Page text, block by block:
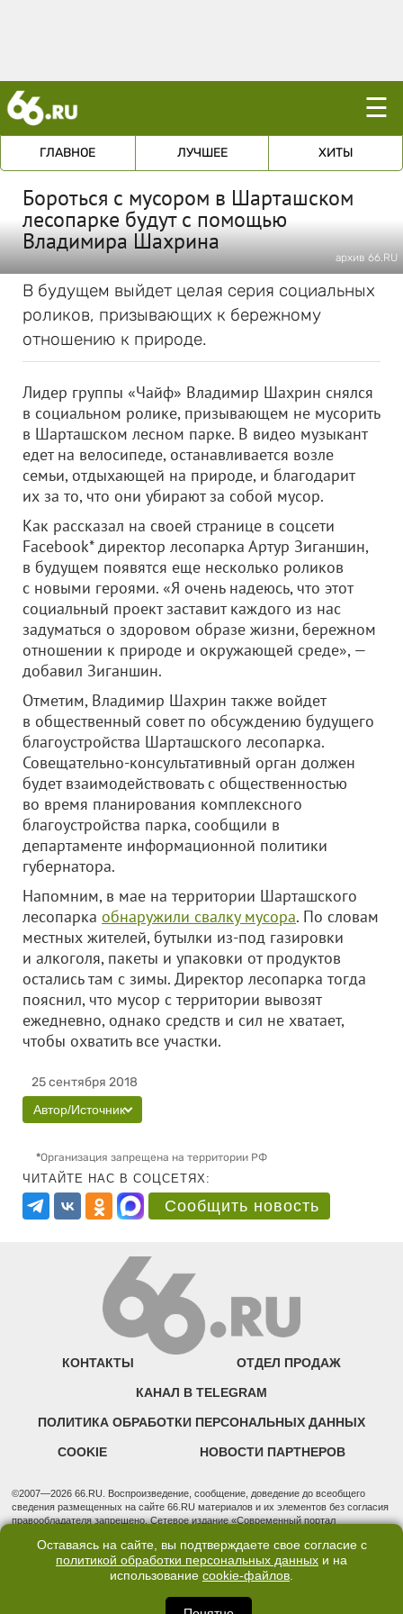
☰
ГЛАВНОЕ ЛУЧШЕЕ ХИТЫ
Бороться с мусором в Шарташском
лесопарке будут с помощью
Владимира Шахрина
архив 66.RU
В будущем выйдет целая серия социальных
роликов, призывающих к бережному
отношению к природе.
Лидер группы «Чайф» Владимир Шахрин снялся
в социальном ролике, призывающем не мусорить
в Шарташском лесном парке. В видео музыкант
едет на велосипеде, останавливается возле
семьи, отдыхающей на природе, и благодарит
их за то, что они убирают за собой мусор.
Как рассказал на своей странице в соцсети
Facebook* директор лесопарка Артур Зиганшин,
в будущем появятся еще несколько роликов
с новыми героями. «Я очень надеюсь, что этот
социальный проект заставит каждого из нас
задуматься о здоровом образе жизни, бережном
отношении к природе и окружающей среде», —
добавил Зиганшин.
Отметим, Владимир Шахрин также войдет
в общественный совет по обсуждению будущего
благоустройства Шарташского лесопарка.
Совещательно-консультативный орган должен
будет взаимодействовать с общественностью
во время планирования комплексного
благоустройства парка, сообщили в
департаменте информационной политики
губернатора.
Напомним, в мае на территории Шарташского
лесопарка обнаружили свалку мусора. По словам
местных жителей, бутылки из-под газировки
и алкоголя, пакеты и упаковки от продуктов
остались там с зимы. Директор лесопарка тогда
пояснил, что мусор с территории вывозят
ежедневно, однако средств и сил не хватает,
чтобы охватить все участки.
25 сентября 2018
Автор/Источник
*Организация запрещена на территории РФ
ЧИТАЙТЕ НАС В СОЦСЕТЯХ:
Сообщить новость
КОНТАКТЫ ОТДЕЛ ПРОДАЖ
КАНАЛ В TELEGRAM
ПОЛИТИКА ОБРАБОТКИ ПЕРСОНАЛЬНЫХ ДАННЫХ
COOKIE НОВОСТИ ПАРТНЕРОВ
©2007—2026 66.RU. Воспроизведение, сообщение, доведение до всеобщего
сведения размещенных на сайте 66.RU материалов и их элементов без согласия
правообладателя запрещено. Сетевое издание «Современный портал
надзору в сфере связи, информационных технологий и массовых коммуникаций
(Роскомнадзор). Регистрационный номер ЭЛ № ФС 77 - 76634 от 02.09.2019
Учредитель: Общество с ограниченной ответственностью "66.ру". Юридический
3, оф. 7015 Фактический адрес редакции и отдела продаж: 620014, Свердловская
Оставаясь на сайте, вы подтверждаете свое согласие с
политикой обработки персональных данных и на
использование cookie-файлов.